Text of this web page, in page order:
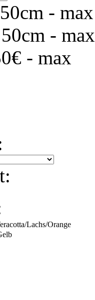
50cm - max
50cm - max
- max
Lachs/Orange